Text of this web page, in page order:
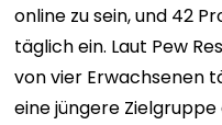
online zu sein, und 42
täglich ein. Laut Pew
von vier Erwachsenen
eine jüngere